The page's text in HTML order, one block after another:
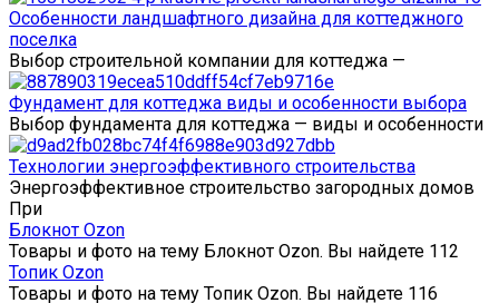
Особенности ландшафтного дизайна для коттеджного
поселка
Выбор строительной компании для коттеджа —
Фундамент для коттеджа виды и особенности выбора
Выбор фундамента для коттеджа — виды и особенности
Технологии энергоэффективного строительства
Энергоэффективное строительство загородных домов
При
Блокнот Ozon
Товары и фото на тему Блокнот Ozon. Вы найдете 112
Топик Ozon
Товары и фото на тему Топик Ozon. Вы найдете 116